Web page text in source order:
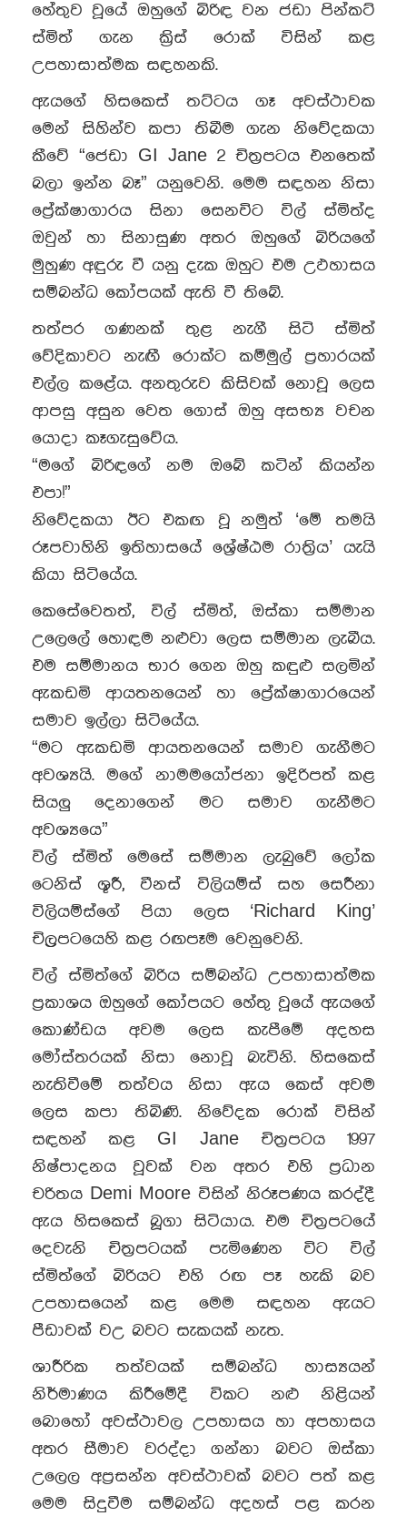
හේතුව වූයේ ඔහුගේ බිරිඳ වන ජඩා පින්කට්
ස්මිත් ගැන ක්‍රිස් රොක් විසින් කළ
උපහාසාත්මක සඳහනකි.
ඇයගේ හිසකෙස් තට්ටය ගෑ අවස්ථාවක
මෙන් සිහින්ව කපා තිබීම ගැන නිවේදකයා
කීවේ “ජෙඩා GI Jane 2 චිත්‍රපටය එනතෙක්
බලා ඉන්න බෑ” යනුවෙනි. මෙම සඳහන නිසා
ප්‍රේක්ෂාගාරය සිනා සෙනවිට විල් ස්මිත්ද
ඔවුන් හා සිනාසුණ අතර ඔහුගේ බිරියගේ
මුහුණ අඳුරු වී යනු දැක ඔහුට එම උඵහාසය
සම්බන්ධ කෝපයක් ඇති වී තිබේ.
තත්පර ගණනක් තුළ නැගී සිටි ස්මිත්
වේදිකාවට නැඟී රොක්ට කම්මුල් ප්‍රහාරයක්
එල්ල කළේය. අනතුරුව කිසිවක් නොවූ ලෙස
ආපසු අසුන වෙත ගොස් ඔහු අසභ්‍ය වචන
යොදා කෑගැසුවේය.
“මගේ බිරිඳගේ නම ඔබේ කටින් කියන්න
එපා!”
නිවේදකයා ඊට එකඟ වූ නමුත් ‘මේ තමයි
රූපවාහිනි ඉතිහාසයේ ශ්‍රේෂ්ඨම රාත්‍රිය’ යැයි
කියා සිටියේය.
කෙසේවෙතත්, විල් ස්මිත්, ඔස්කා සම්මාන
උලෙලේ හොඳම නළුවා ලෙස සම්මාන ලැබීය.
එම සම්මානය භාර ගෙන ඔහු කඳුළු සලමින්
ඇකඩමි ආයතනයෙන් හා ප්‍රේක්ෂාගාරයෙන්
සමාව ඉල්ලා සිටියේය.
“මට ඇකඩමි ආයතනයෙන් සමාව ගැනීමට
අවශ්‍යයි. මගේ නාමමයෝජනා ඉදිරිපත් කළ
සියලු දෙනාගෙන් මට සමාව ගැනීමට
අවශ්‍යය‍ෙ”
විල් ස්මිත් මෙසේ සම්මාන ලැබුවේ ලෝක
ටෙනිස් ශූරී, වීනස් විලියම්ස් සහ සෙරීනා
විලියම්ස්ගේ පියා ලෙස ‘Richard King’
චිල්‍රපටයෙහි කළ රඟපෑම වෙනුවෙනි.
විල් ස්මිත්ගේ බිරිය සම්බන්ධ උපහාසාත්මක
ප්‍රකාශය ඔහුගේ කෝපයට හේතු වූයේ ඇයගේ
කොණ්ඩය අවම ලෙස කැපීමේ අදහස
මෝස්තරයක් නිසා නොවූ බැවිනි. හිසකෙස්
නැතිවීමේ තත්වය නිසා ඇය කෙස් අවම
ලෙස කපා තිබිණි. නිවේදක රොක් විසින්
සඳහන් කළ GI Jane චිත්‍රපටය 1997
නිෂ්පාදනය වූවක් වන අතර එහි ප්‍රධාන
චරිතය Demi Moore විසින් නිරූපණය කරද්දී
ඇය හිසකෙස් බූගා සිටියාය. එම චිත්‍රපටයේ
දෙවැනි චිත්‍රපටයක් පැමිණෙන විට විල්
ස්මිත්ගේ බිරියට එහි රඟ පෑ හැකි බව
උපහාසයෙන් කළ මෙම සඳහන ඇයට
පීඩාවක් වඋ බවට සැකයක් නැත.
ශාරීරික තත්වයක් සම්බන්ධ හාස්‍යයන්
නිර්මාණය කිරීමේදී විකට නළු නිළියන්
බොහෝ අවස්ථාවල උපහාසය හා අපහාසය
අතර සීමාව වරද්දා ගන්නා බවට ඔස්කා
උලෙල අප්‍රසන්න අවස්ථාවක් බවට පත් කළ
මෙම සිදුවීම සම්බන්ධ අදහස් පළ කරන